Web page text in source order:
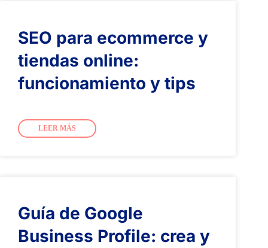
SEO para ecommerce y
tiendas online:
funcionamiento y tips
LEER MÁS
Guía de Google
Business Profile: crea y